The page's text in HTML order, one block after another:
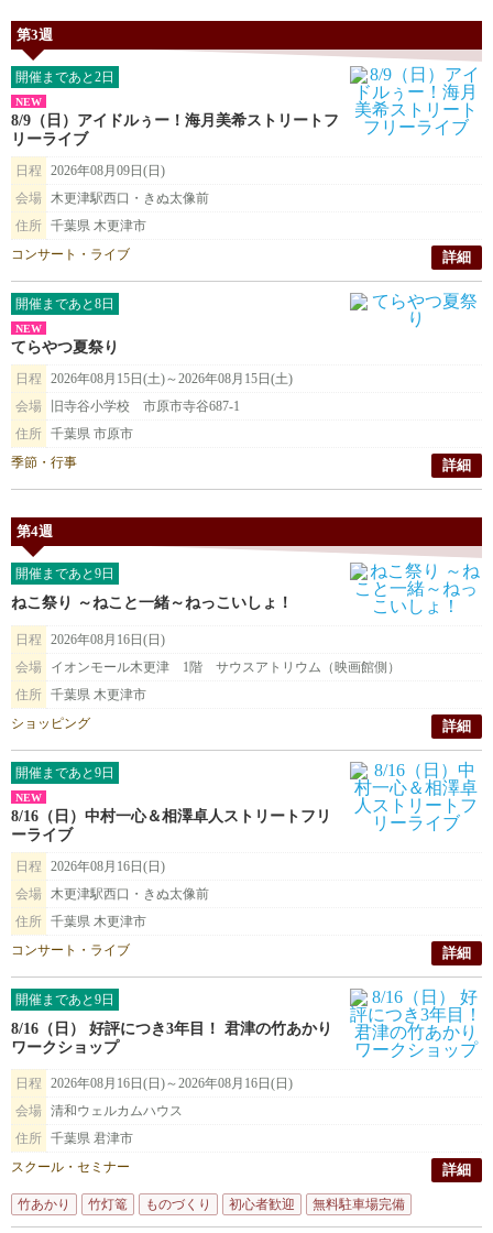
第3週
開催まであと2日
NEW
8/9（日）アイドルぅー！海月美希ストリートフ
リーライブ
日程
2026年08月09日(日)
会場 木更津駅西口・きぬ太像前
住所 千葉県 木更津市
コンサート・ライブ
詳細
開催まであと8日
NEW
てらやつ夏祭り
日程
2026年08月15日(土)～2026年08月15日(土)
会場
旧寺谷小学校 市原市寺谷687-1
住所 千葉県 市原市
季節・行事
詳細
第4週
開催まであと9日
ねこ祭り ～ねこと一緒～ねっこいしょ！
日程
2026年08月16日(日)
会場
イオンモール木更津 1階 サウスアトリウム（映画館側）
住所 千葉県 木更津市
ショッピング
詳細
開催まであと9日
NEW
8/16（日）中村一心＆相澤卓人ストリートフリ
ーライブ
日程
2026年08月16日(日)
会場 木更津駅西口・きぬ太像前
住所 千葉県 木更津市
コンサート・ライブ
詳細
開催まであと9日
8/16（日） 好評につき3年目！ 君津の竹あかり
ワークショップ
日程
2026年08月16日(日)～2026年08月16日(日)
会場 清和ウェルカムハウス
住所 千葉県 君津市
スクール・セミナー
詳細
竹あかり 竹灯篭 ものづくり 初心者歓迎 無料駐車場完備